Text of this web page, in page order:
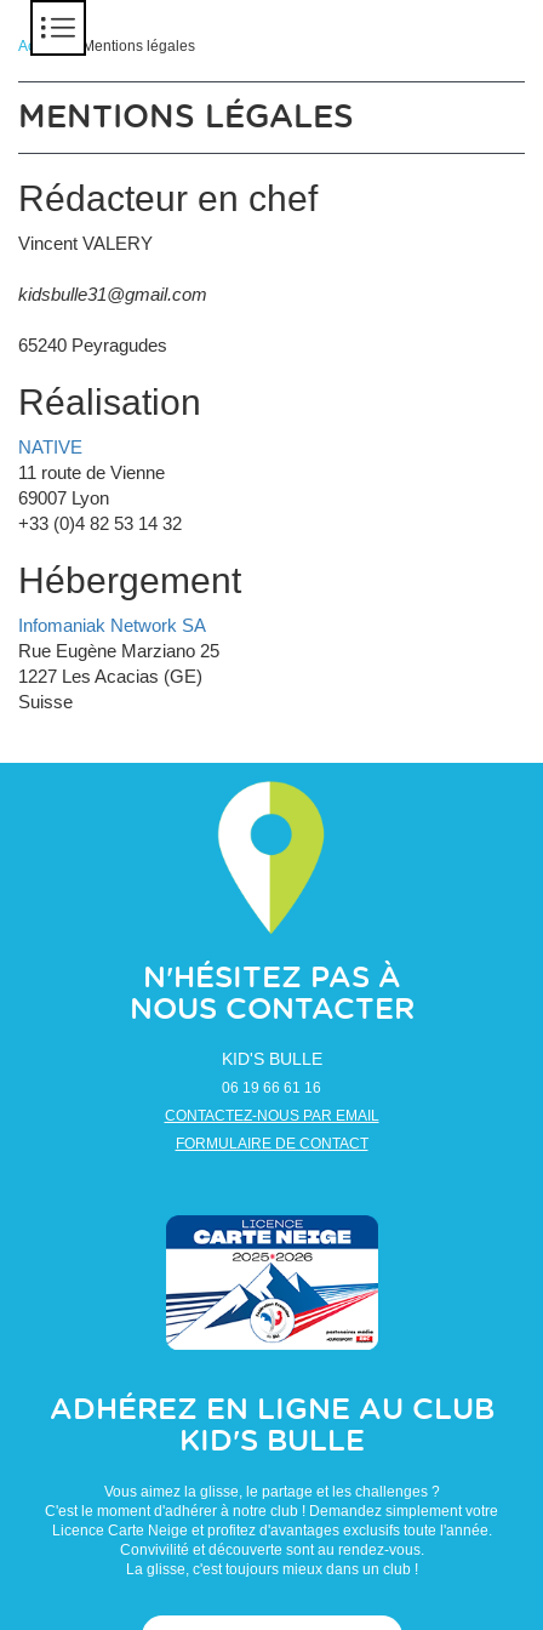
Accueil > Mentions légales
MENTIONS LÉGALES
Rédacteur en chef
Vincent VALERY
kidsbulle31@gmail.com
65240 Peyragudes
Réalisation
NATIVE
11 route de Vienne
69007 Lyon
+33 (0)4 82 53 14 32
Hébergement
Infomaniak Network SA
Rue Eugène Marziano 25
1227 Les Acacias (GE)
Suisse
N'HÉSITEZ PAS À
NOUS CONTACTER
KID'S BULLE
06 19 66 61 16
CONTACTEZ-NOUS PAR EMAIL
FORMULAIRE DE CONTACT
ADHÉREZ EN LIGNE AU CLUB
KID'S BULLE
Vous aimez la glisse, le partage et les challenges ?
C'est le moment d'adhérer à notre club ! Demandez simplement votre
Licence Carte Neige et profitez d'avantages exclusifs toute l'année.
Convivilité et découverte sont au rendez-vous.
La glisse, c'est toujours mieux dans un club !